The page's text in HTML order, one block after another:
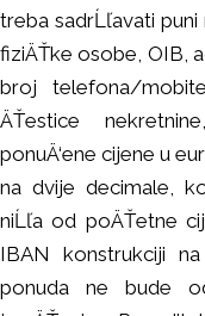
treba sadrĹľavati
fiziÄŤke osobe, OIB,
broj telefona/
ÄŤestice
ponuÄ‘ene cijene u
na dvije decimale,
niĹľa od poÄŤetne
IBAN konstrukciji
ponuda ne bude